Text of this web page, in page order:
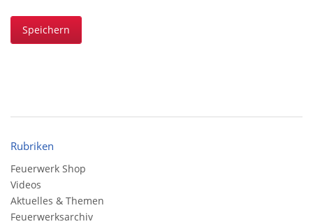
Speichern
Rubriken
Feuerwerk Shop
Videos
Aktuelles & Themen
Feuerwerksarchiv